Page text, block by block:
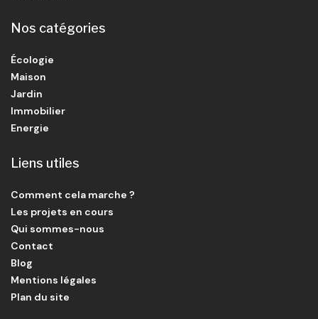
Nos catégories
Écologie
Maison
Jardin
Immobilier
Energie
Liens utiles
Comment cela marche ?
Les projets en cours
Qui sommes-nous
Contact
Blog
Mentions légales
Plan du site